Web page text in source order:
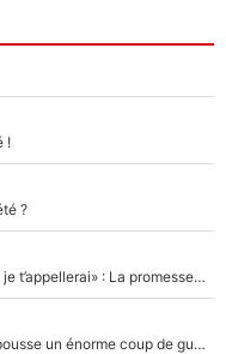
!
?
Mercato - OM - «Dès que je prends un club, je t’appellerai» : La promesse de Marcelino au moment de claquer la porte
Victime de racisme contre Murray, Kyrgios pousse un énorme coup de gueule !